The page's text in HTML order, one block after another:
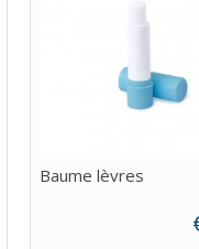
Baume lèvres